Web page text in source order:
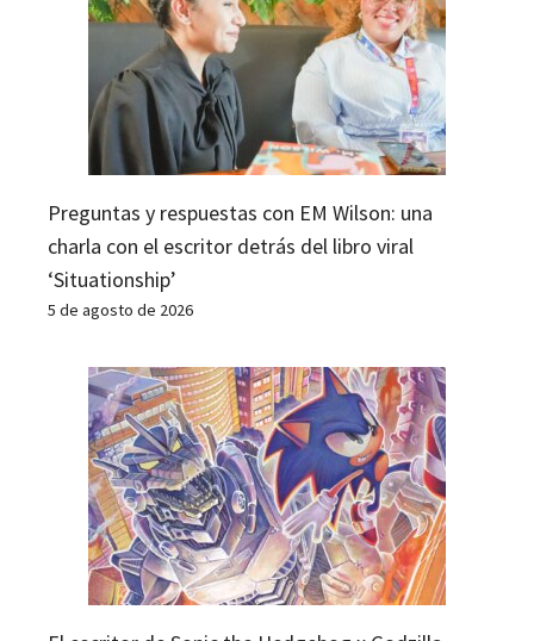
Preguntas y respuestas con EM Wilson: una
charla con el escritor detrás del libro viral
‘Situationship’
5 de agosto de 2026